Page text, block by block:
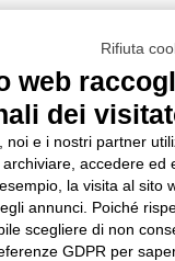
Rifiuta
web
dei
noi e i nostri partner
accedere ed
la visita al sito
annunci. Poiché
scegliere di non
GDPR per